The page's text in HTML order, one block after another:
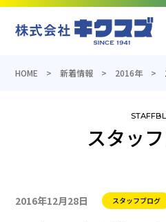
産業機器の総合商社のキクスズ
HOME 新着情報 2016年
スタッ
投稿日:
2016年12月28日
カテゴリー: スタッフブログ